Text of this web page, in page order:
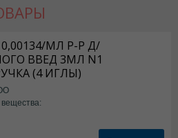
МЛ Р-Р Д/
ВВЕД 3МЛ N1
(4 ИГЛЫ)